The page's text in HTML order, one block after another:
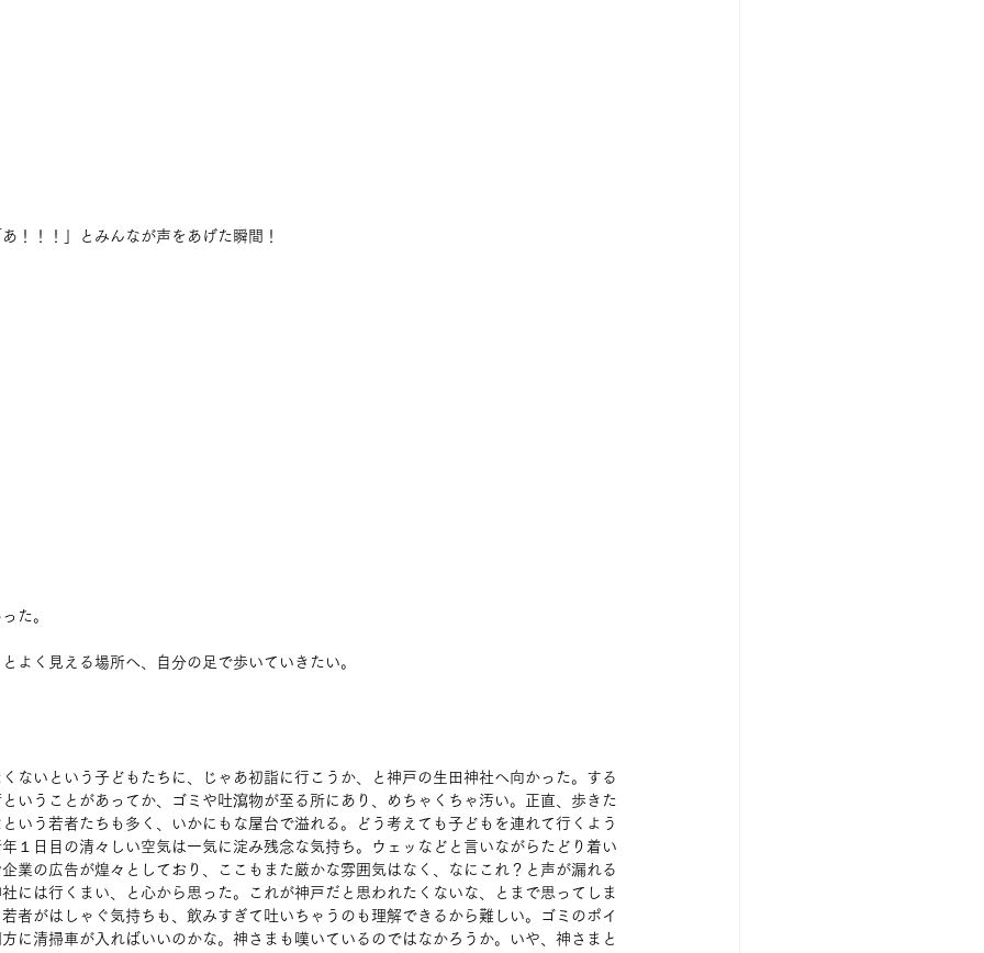
！！！」とみんなが声をあげた瞬間！
た。
よく見える場所へ、自分の足で歩いていきたい。
ないという子どもたちに、じゃあ初詣に行こうか、と神戸の生田神社へ向かった。する
いうことがあってか、ゴミや吐瀉物が至る所にあり、めちゃくちゃ汚い。正直、歩きた
いう若者たちも多く、いかにもな屋台で溢れる。どう考えても子どもを連れて行くよう
１日目の清々しい空気は一気に淀み残念な気持ち。ウェッなどと言いながらたどり着い
業の広告が煌々としており、ここもまた厳かな雰囲気はなく、なにこれ？と声が漏れる
には行くまい、と心から思った。これが神戸だと思われたくないな、とまで思ってしま
者がはしゃぐ気持ちも、飲みすぎて吐いちゃうのも理解できるから難しい。ゴミのポイ
に清掃車が入ればいいのかな。神さまも嘆いているのではなかろうか。いや、神さまと